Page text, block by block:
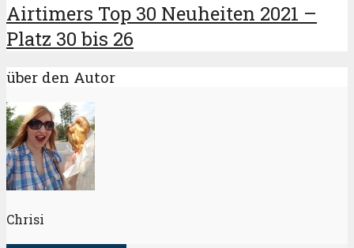
Airtimers Top 30 Neuheiten 2021 –
Platz 30 bis 26
über den Autor
Chrisi